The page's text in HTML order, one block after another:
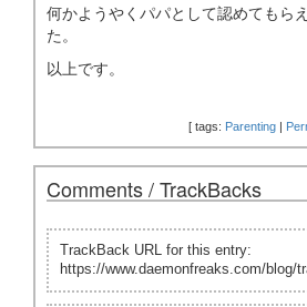
何かようやくパパとして認めてもら
た。
以上です。
[ tags: Parenting |
Comments / TrackBacks
TrackBack URL for this entry:
https://www.daemonfreaks.com/blog/